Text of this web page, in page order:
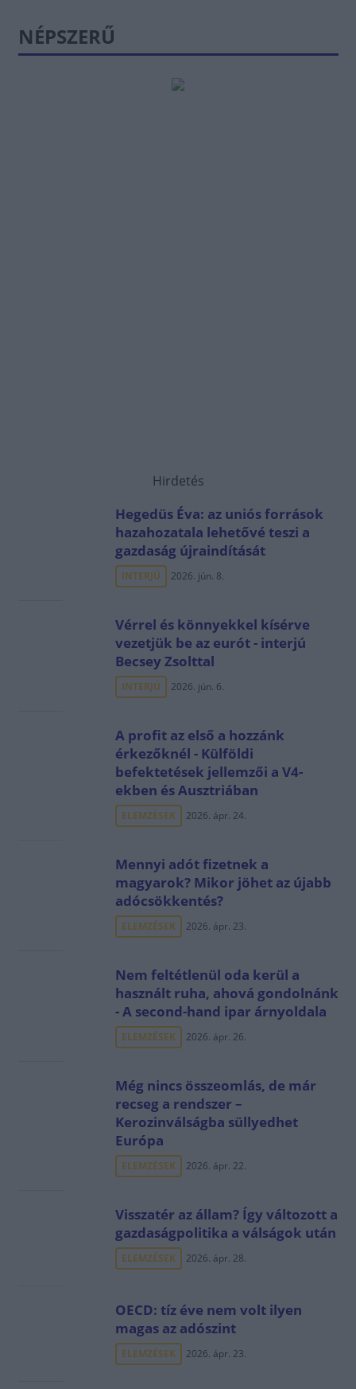
NÉPSZERŰ
Hirdetés
Hegedüs Éva: az uniós források
hazahozatala lehetővé teszi a
gazdaság újraindítását
INTERJÚ 2026. jún. 8.
Vérrel és könnyekkel kísérve
vezetjük be az eurót - interjú
Becsey Zsolttal
INTERJÚ 2026. jún. 6.
A profit az első a hozzánk
érkezőknél - Külföldi
befektetések jellemzői a V4-
ekben és Ausztriában
ELEMZÉSEK 2026. ápr. 24.
Mennyi adót fizetnek a
magyarok? Mikor jöhet az újabb
adócsökkentés?
ELEMZÉSEK 2026. ápr. 23.
Nem feltétlenül oda kerül a
használt ruha, ahová gondolnánk
- A second-hand ipar árnyoldala
ELEMZÉSEK 2026. ápr. 26.
Még nincs összeomlás, de már
recseg a rendszer –
Kerozinválságba süllyedhet
Európa
ELEMZÉSEK 2026. ápr. 22.
Visszatér az állam? Így változott a
gazdaságpolitika a válságok után
ELEMZÉSEK 2026. ápr. 28.
OECD: tíz éve nem volt ilyen
magas az adószint
ELEMZÉSEK 2026. ápr. 23.